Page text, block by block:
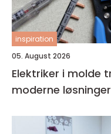
inspiration
05. August 2026
Elektriker i molde trygghet, kvalitet og
moderne løsninger